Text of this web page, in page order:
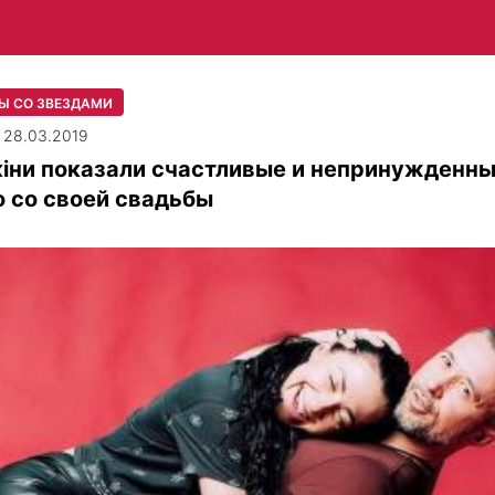
СО ЗВЕЗДАМИ
28.03.2019
показали счастливые и
со своей свадьбы